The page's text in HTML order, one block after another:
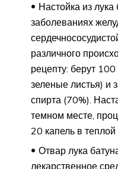
Настойка из лука
заболеваниях
различного
рецепту: берут
зеленые листья) и
спирта (70%).
темном месте,
20 капель в теплой
Отвар лука
лекарственное